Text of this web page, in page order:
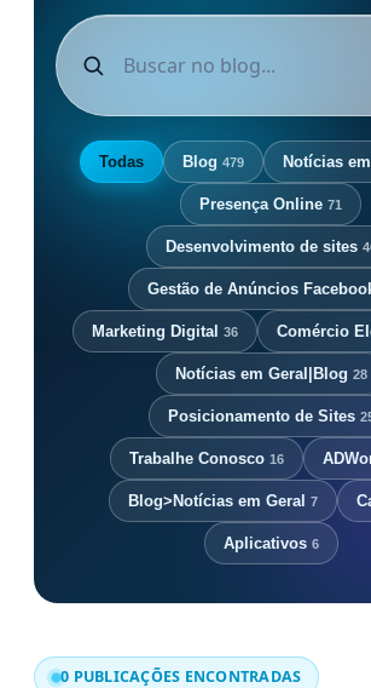
Todas Blog 479 Notícias
Presença Online 71
Desenvolvimento de sites
Gestão de Anúncios
Marketing Digital 36 Comércio
Notícias em Geral|Blog 28
Posicionamento de Sites
Trabalhe Conosco 16
Blog>Notícias em Geral 7
Aplicativos 6
0 PUBLICAÇÕES ENCONTRADAS